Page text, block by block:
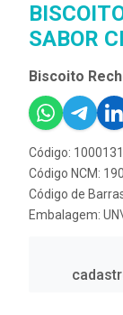
SABOR
Biscoito
Código:
Código NCM:
Código de
Embalagem: